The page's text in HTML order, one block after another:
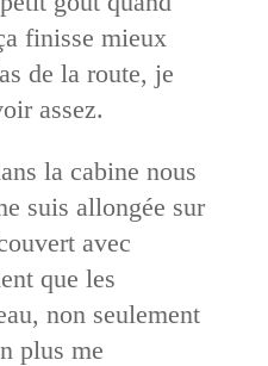
finisse mieux
de la route, je
assez.
la cabine nous
suis allongée sur
avec
que les
non seulement
plus me